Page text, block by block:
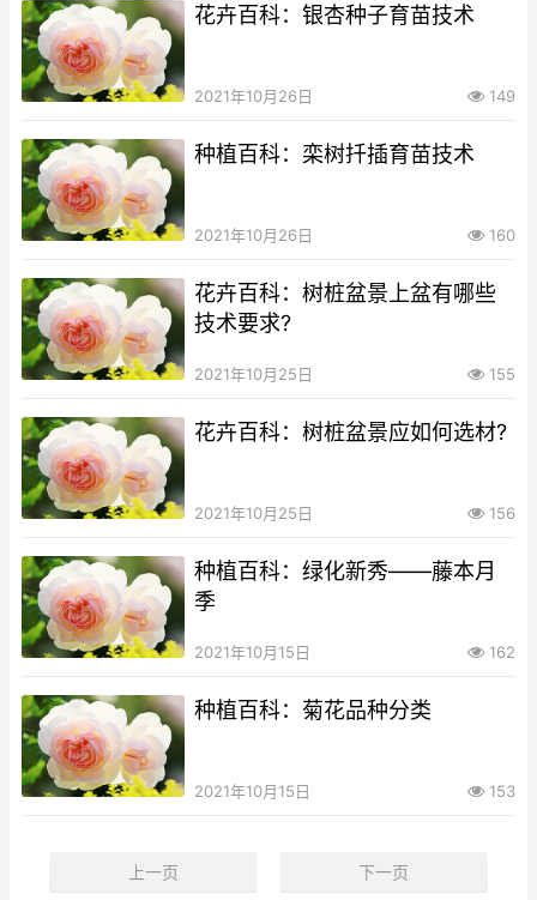
花卉百科：银杏种子育苗技术
2021年10月26日 149
种植百科：栾树扦插育苗技术
2021年10月26日 160
花卉百科：树桩盆景上盆有哪些
技术要求?
2021年10月25日 155
花卉百科：树桩盆景应如何选材?
2021年10月25日 156
种植百科：绿化新秀——藤本月
季
2021年10月15日 162
种植百科：菊花品种分类
2021年10月15日 153
上一页 下一页